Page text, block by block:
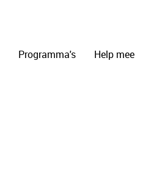
Programma's Help mee